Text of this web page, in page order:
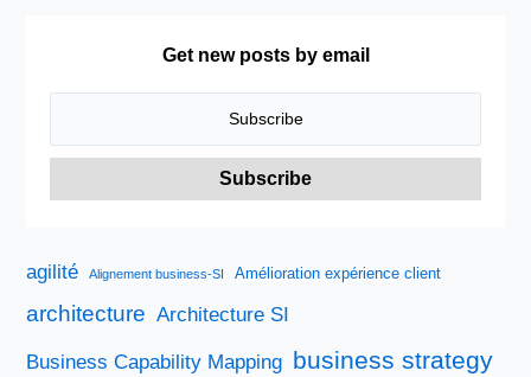
monde
« proximités »
Get new posts by email
agilité Alignement business-SI Amélioration expérience client
architecture Architecture SI
Business Capability Mapping business strategy